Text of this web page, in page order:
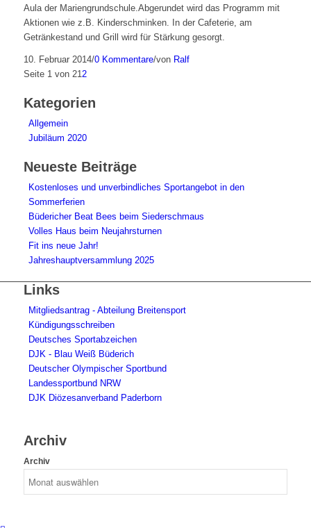
Aula der Mariengrundschule.Abgerundet wird das Programm mit
Aktionen wie z.B. Kinderschminken. In der Cafeterie, am
Getränkestand und Grill wird für Stärkung gesorgt.
10. Februar 2014/0 Kommentare/von Ralf
Seite 1 von 212
Kategorien
Allgemein
Jubiläum 2020
Neueste Beiträge
Kostenloses und unverbindliches Sportangebot in den
Sommerferien
Büdericher Beat Bees beim Siederschmaus
Volles Haus beim Neujahrsturnen
Fit ins neue Jahr!
Jahreshauptversammlung 2025
Links
Mitgliedsantrag - Abteilung Breitensport
Kündigungsschreiben
Deutsches Sportabzeichen
DJK - Blau Weiß Büderich
Deutscher Olympischer Sportbund
Landessportbund NRW
DJK Diözesanverband Paderborn
Archiv
Archiv